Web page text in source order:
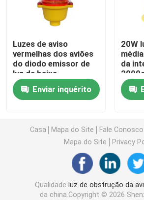
Luzes de aterrissagem do
Luzes postas solares do
Luz de advertência do tráfego
Luzes do Taxiway do aeroporto
Controlador da luz de obstrução
Luzes de aviso dos aviões
Luzes de aviso
vermelhas dos aviões
do diodo emissor de
luz da baixa
intensidade de FAA
L810 Enviar inquérito
20W
da
Casa Mapa do Site Fale Conosco
Mapa do Site
Privacy
Qualidade luz de obstrução da
da china.Copyright © 2026